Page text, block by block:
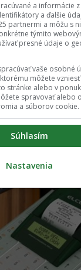
a informácie
a ďalšie
partnermi a môžu s
týmito
presné údaje o
vaše osobné
môžete
stránke alebo v
spravovať alebo
a súborov cookie.
Súhlasím
Nastavenia